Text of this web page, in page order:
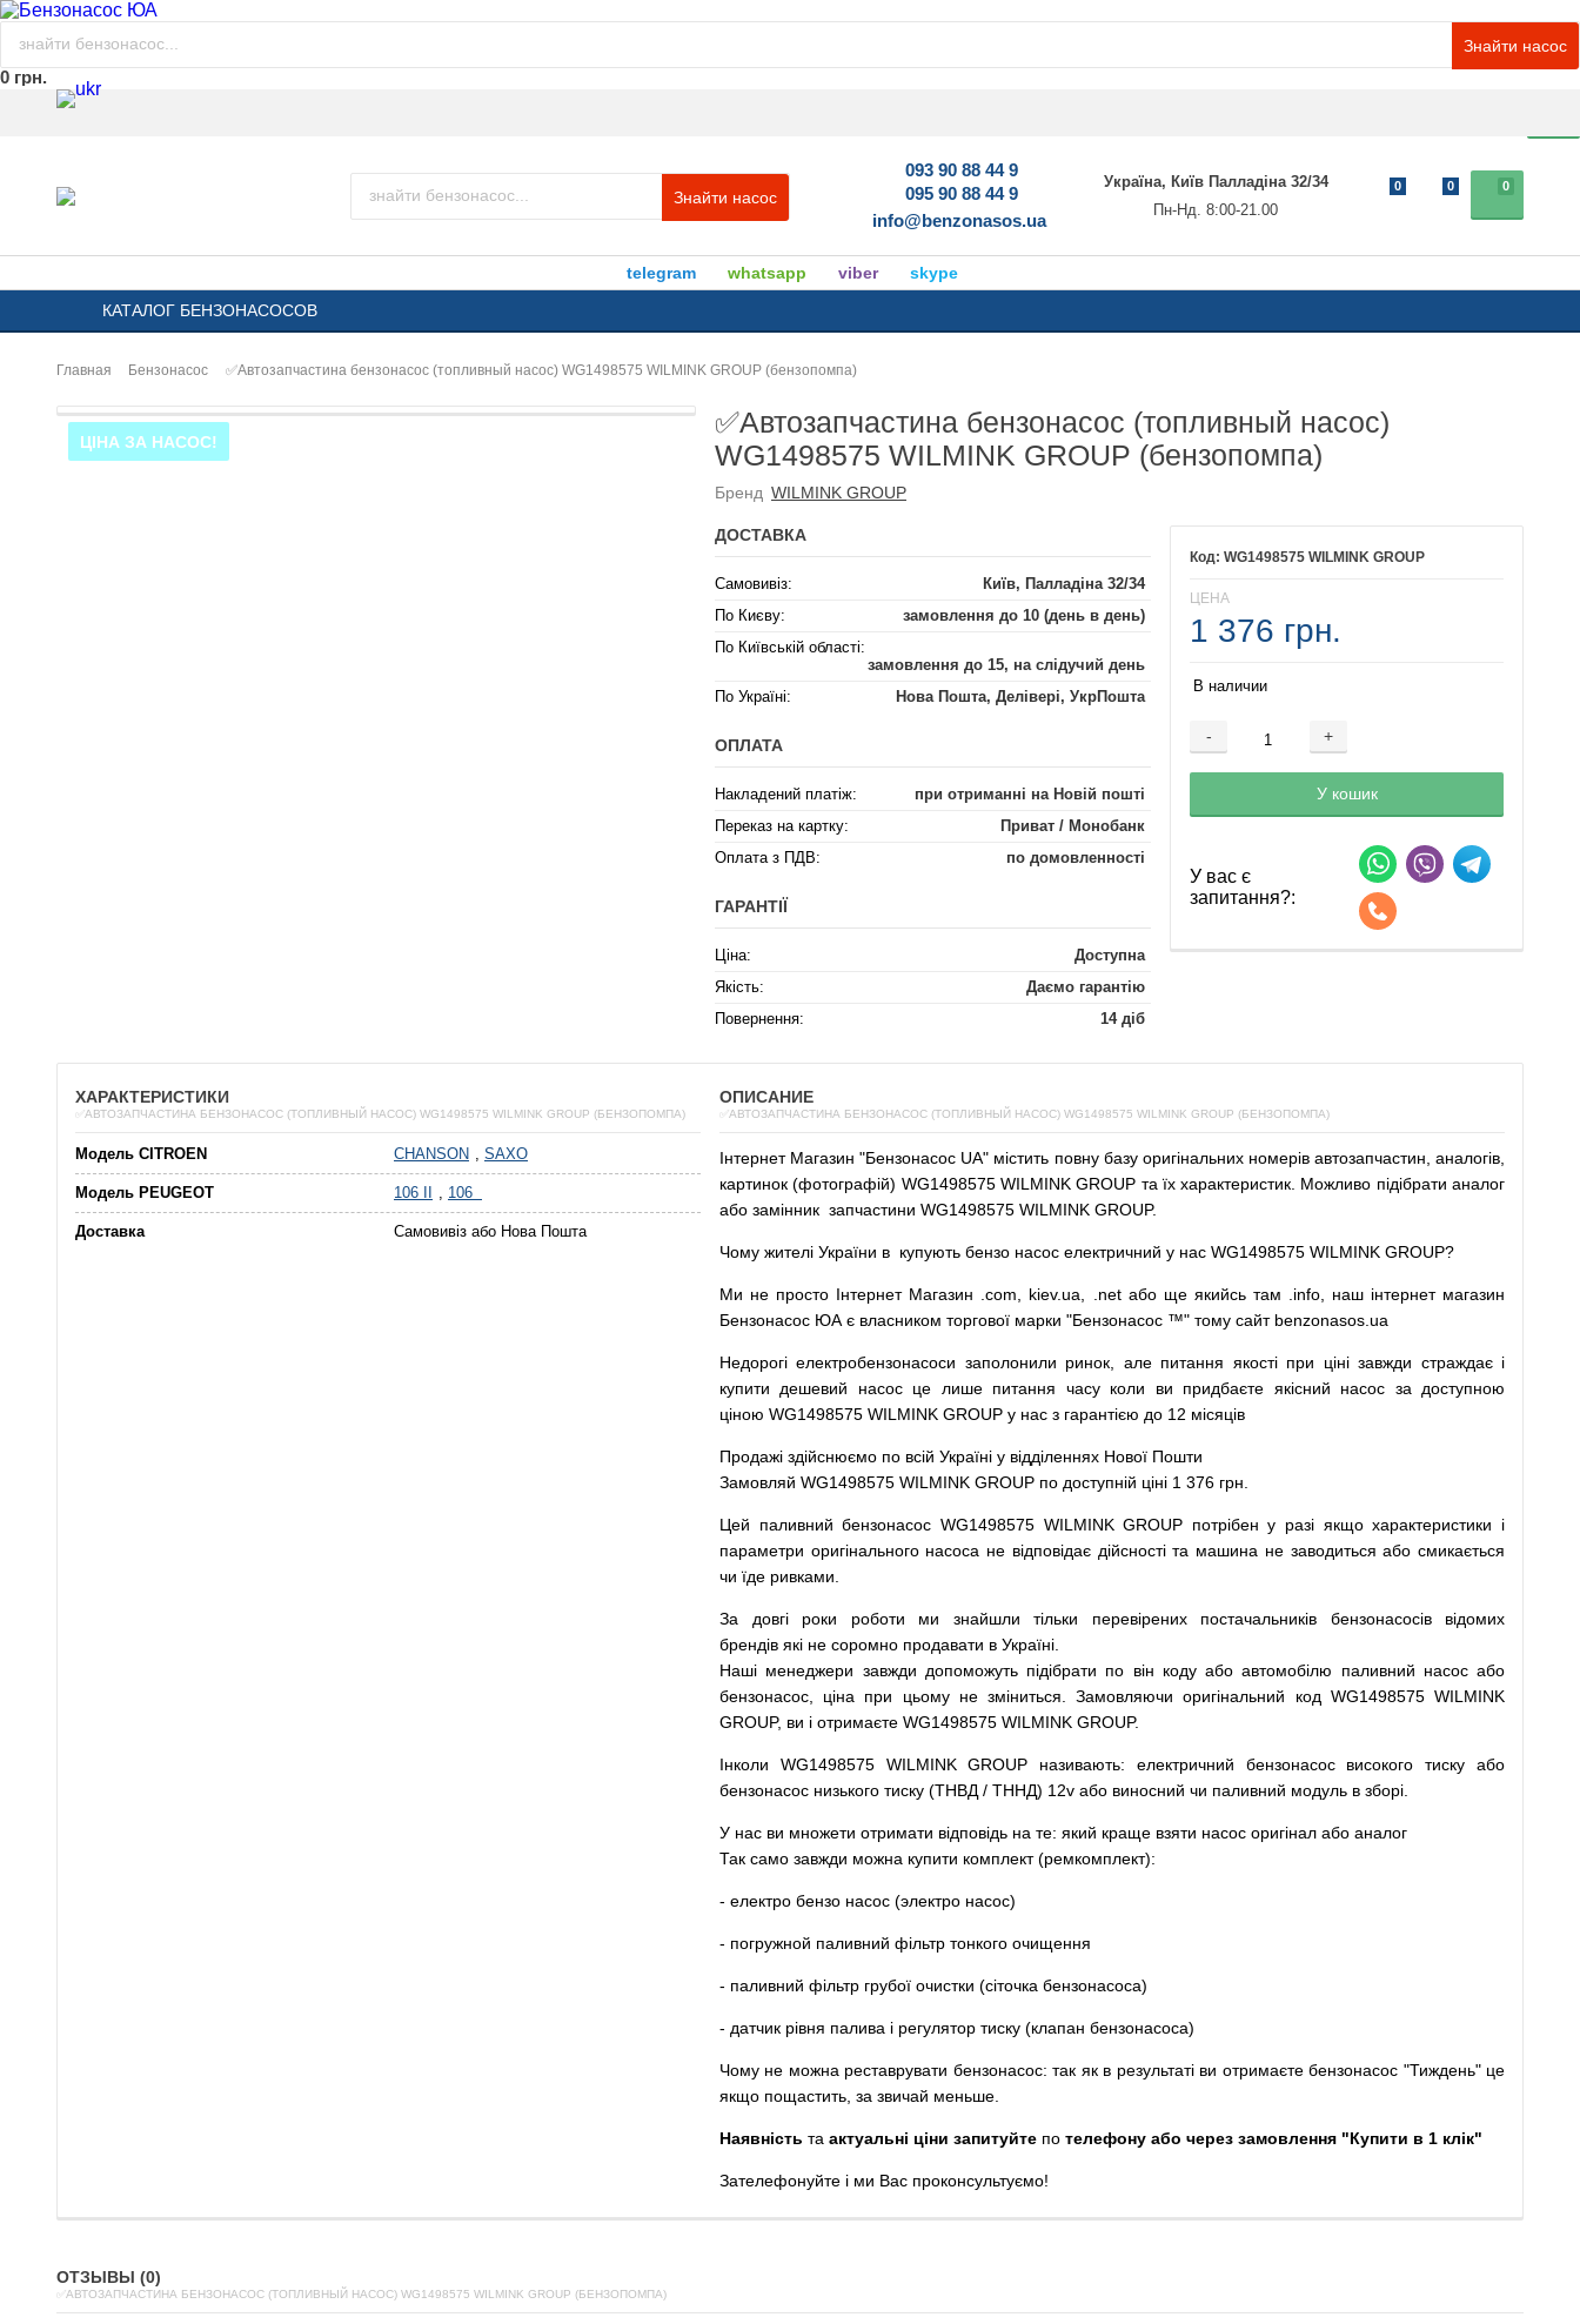
Знайти насос
0 грн.
Знайти насос
093 90 88 44 9
095 90 88 44 9
info@benzonasos.ua
Україна, Київ Палладіна 32/34
Пн-Нд. 8:00-21.00
0
0 0
telegram whatsapp viber
skype
КАТАЛОГ БЕНЗОНАСОСОВ
Главная Бензонасос ✅Автозапчастина бензонасос (топливный насос) WG1498575 WILMINK GROUP (бензопомпа)
ЦІНА ЗА НАСОС!
✅Автозапчастина бензонасос (топливный насос)
WG1498575 WILMINK GROUP (бензопомпа)
Бренд WILMINK GROUP
WG1498575 WILMINK GROUP
ЦЕНА
1 376 грн.
В наличии
- +
Добавляется...
У кошик
Добавлен
У вас є
запитання?:
ДОСТАВКА
Самовивіз:
Київ, Палладіна 32/34
По Києву:
замовлення до 10 (день в день)
По Київській області:
замовлення до 15, на слідучий день
По Україні:
Нова Пошта, Делівері, УкрПошта
ОПЛАТА
Накладений платіж:
при отриманні на Новій пошті
Переказ на картку:
Приват / Монобанк
Оплата з ПДВ:
по домовленності
ГАРАНТІЇ
Ціна:
Доступна
Якість:
Даємо гарантію
Повернення:
14 діб
ХАРАКТЕРИСТИКИ
✅АВТОЗАПЧАСТИНА БЕНЗОНАСОС (ТОПЛИВНЫЙ НАСОС) WG1498575 WILMINK GROUP (БЕНЗОПОМПА)
Модель CITROEN CHANSON , SAXO
Модель PEUGEOT 106 II , 106
Доставка Самовивіз або Нова Пошта
ОПИСАНИЕ
✅АВТОЗАПЧАСТИНА БЕНЗОНАСОС (ТОПЛИВНЫЙ НАСОС) WG1498575 WILMINK GROUP (БЕНЗОПОМПА)
Інтернет Магазин "Бензонасос UA" містить повну базу оригінальних номерів автозапчастин аналогів
картинок (фотографій) WG1498575 WILMINK GROUP та їх характеристик. Можливо підібрати аналог
або замінник запчастини WG1498575 WILMINK GROUP.
Чому жителі України в купують бензо насос електричний у нас WG1498575 WILMINK GROUP?
Ми не просто Інтернет Магазин .com kiev.ua .net або ще якийсь там .info, наш інтернет магазин
Бензонасос ЮА є власником торгової марки "Бензонасос ™" тому сайт benzonasos.ua
Недорогі електробензонасоси заполонили ринок але питання якості при ціні завжди страждає і
купити
дешевий насос це лише питання часу коли ви придбаєте якісний насос за доступною
ціною WG1498575 WILMINK GROUP у нас з гарантією до 12 місяців
Продажі здійснюємо по всій Україні у відділеннях Нової Пошти
Замовляй WG1498575 WILMINK GROUP по доступній ціні 1 376 грн.
Цей паливний бензонасос WG1498575 WILMINK GROUP потрібен у разі якщо характеристики
і
параметри оригінального насоса не відповідає дійсності та машина не заводиться або смикається
чи їде ривками
За довгі роки роботи ми знайшли тільки перевірених постачальників
бензонасосів відомих
брендів які не соромно продавати в Україні.
Наші менеджери завжди допоможуть підібрати по він коду або автомобілю паливний насос або
бензонасос
ціна при цьому не зміниться Замовляючи оригінальний код WG1498575 WILMINK
GROUP, ви і отримаєте WG1498575 WILMINK GROUP.
Інколи WG1498575 WILMINK GROUP називають: електричний бензонасос високого тиску
або
бензонасос низького тиску (ТНВД / ТННД) 12v або виносний чи паливний модуль в зборі
У нас ви множети отримати відповідь на те: який краще взяти насос оригінал або аналог
Так само завжди можна купити комплект (ремкомплект):
- електро бензо насос (электро насос)
- погружной паливний фільтр тонкого очищення
- паливний фільтр грубої очистки (сіточка бензонасоса)
- датчик рівня палива і регулятор тиску (клапан бензонасоса)
Чому не можна реставрувати бензонасос: так як в результаті ви отримаєте бензонасос "Тиждень" це
якщо пощастить, за звичай меньше.
Наявність та актуальні ціни запитуйте по телефону або через замовлення "Купити в 1 клік"
Зателефонуйте і ми Вас проконсультуємо!
ОТЗЫВЫ (0)
✅АВТОЗАПЧАСТИНА БЕНЗОНАСОС (ТОПЛИВНЫЙ НАСОС) WG1498575 WILMINK GROUP (БЕНЗОПОМПА)